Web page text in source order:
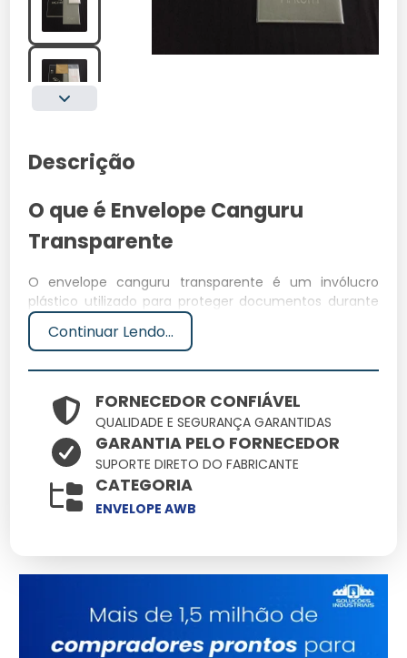
Descrição
O que é Envelope Canguru
Transparente
O envelope canguru transparente é um invólucro
plástico utilizado para proteger documentos durante
o transporte. Ele é comumente usado para fixar notas
fiscais e listas de conteúdo em pacotes, garantindo
Especificações Técnicas
Dimensões
(cm)
Peso
(kg)
MaterialCapacidadePotência
21x15 0.05 Polietileno
Principais Características e
Permite a visualização imediata dos
documentos contidos.
Continuar Lendo...
FORNECEDOR CONFIÁVEL
QUALIDADE E SEGURANÇA GARANTIDAS
GARANTIA PELO FORNECEDOR
SUPORTE DIRETO DO FABRICANTE
CATEGORIA
ENVELOPE AWB